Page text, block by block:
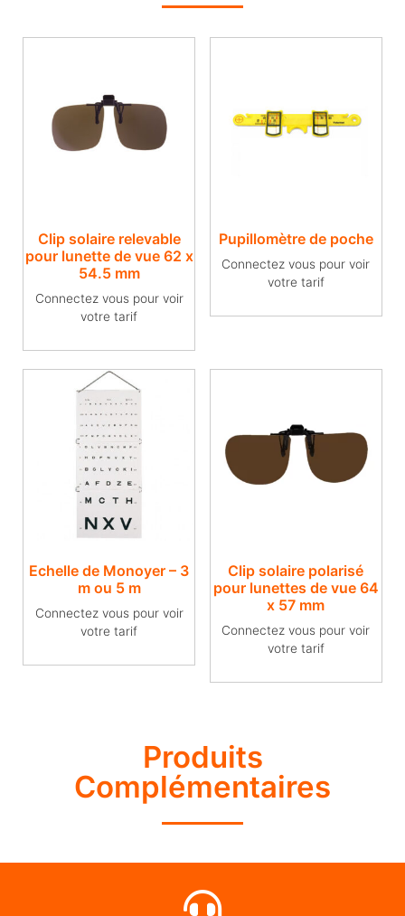
Clip solaire relevable
pour lunette de vue​ 62 x
54.5 mm
Connectez vous pour voir
votre tarif
Pupillomètre de poche
Connectez vous pour voir
votre tarif
Echelle de Monoyer – 3
m ou 5 m
Connectez vous pour voir
votre tarif
Clip solaire polarisé
pour lunettes de vue​ 64
x 57 mm
Connectez vous pour voir
votre tarif
Produits
Complémentaires